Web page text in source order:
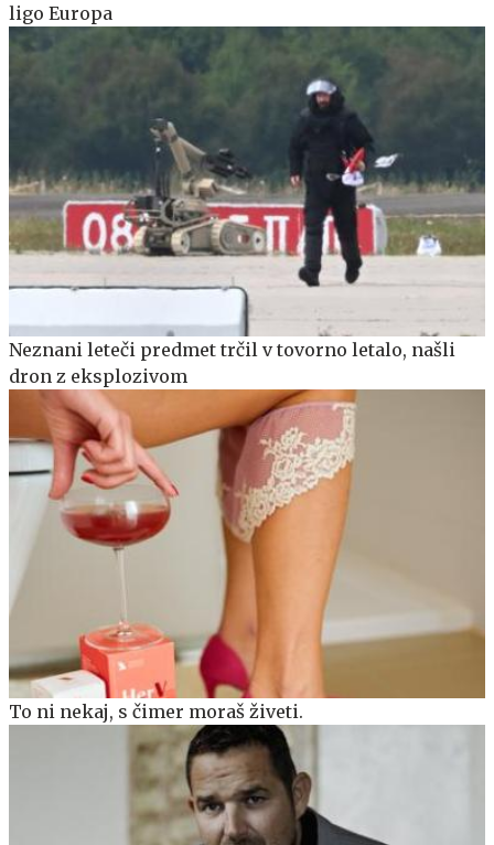
ligo Europa
Neznani leteči predmet trčil v tovorno letalo, našli
dron z eksplozivom
To ni nekaj, s čimer moraš živeti.